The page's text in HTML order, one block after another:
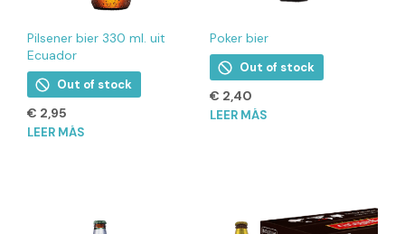
Pilsener bier 330 ml. uit
Ecuador
Out of stock
€ 2,95
LEER MÁS
Poker bier
Out of stock
€ 2,40
LEER MÁS